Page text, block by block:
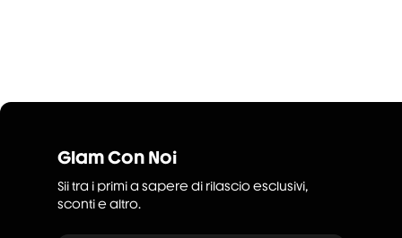
Glam Con Noi
Sii tra i primi a sapere di rilascio esclusivi,
sconti e altro.